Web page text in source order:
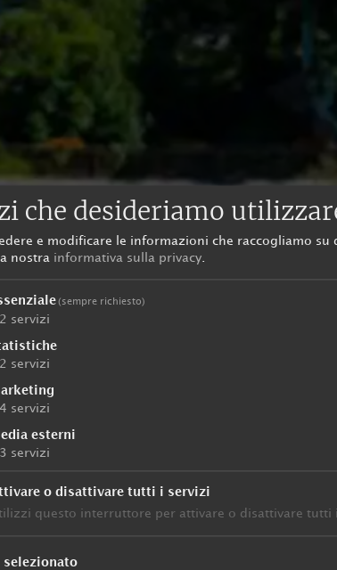
Servizi inclusi
che desideriamo
e modificare le informazioni che raccogliamo su
nostra informativa sulla privacy.
(sempre richiesto)
2 servizi
2 servizi
4 servizi
esterni
3 servizi
o disattivare tutti i servizi
questo interruttore per attivare o disattivare tutti
selezionato